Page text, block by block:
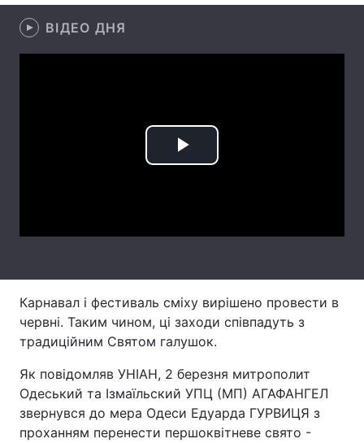
Головна Війна
Світ
Наука
Зброя Інциденти
Цікавинки Погода
Екологія Регіони
Лонгріди
Відео з Youtube Статті
ВІДЕО ДНЯ
Play
Карнавал і фестиваль сміху вирішено провести в
червні. Таким чином, ці заходи співпадуть з
традиційним Святом галушок.
Як повідомляв УНІАН, 2 березня митрополит
Одеський та Ізмаїльский УПЦ (МП) АГАФАНГЕЛ
звернувся до мера Одеси Едуарда ГУРВИЦЯ з
проханням перенести першоквітневе свято -